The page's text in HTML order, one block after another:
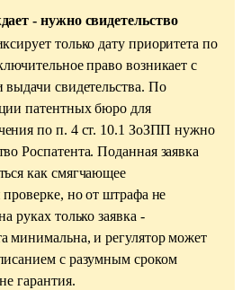
- нужно свидетельство
только дату приоритета по
право возникает с
выдачи свидетельства. По
патентных бюро для
по п. 4 ст. 10.1 ЗоЗПП нужно
Роспатента. Поданная заявка
как смягчающее
проверке, но от штрафа не
руках только заявка -
минимальна, и регулятор может
с разумным сроком
гарантия.